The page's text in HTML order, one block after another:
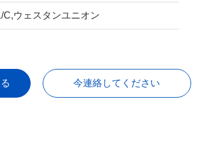
C,ウェスタンユニオン
今連絡してください